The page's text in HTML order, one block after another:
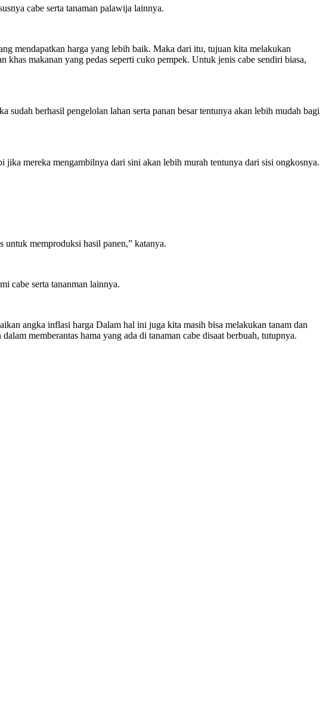
cabe serta tanaman palawija lainnya.
mendapatkan harga yang lebih baik. Maka dari itu, tujuan kita melakukan
makanan yang pedas seperti cuko pempek. Untuk jenis cabe sendiri biasa,
berhasil pengelolan lahan serta panan besar tentunya akan lebih mudah bagi
mereka mengambilnya dari sini akan lebih murah tentunya dari sisi ongkosnya.
untuk memproduksi hasil panen,” katanya.
cabe serta tananman lainnya.
angka inflasi harga Dalam hal ini juga kita masih bisa melakukan tanam dan
memberantas hama yang ada di tanaman cabe disaat berbuah, tutupnya.